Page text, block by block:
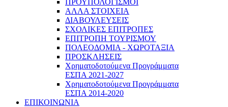
ΠΡΟΫΠΟΛΟΓΙΣΜΟΙ
ΑΛΛΑ ΣΤΟΙΧΕΙΑ
ΔΙΑΒΟΥΛΕΥΣΕΙΣ
ΣΧΟΛΙΚΕΣ ΕΠΙΤΡΟΠΕΣ
ΕΠΙΤΡΟΠΗ ΤΟΥΡΙΣΜΟΥ
ΠΟΛΕΟΔΟΜΙΑ - ΧΩΡΟΤΑΞΙΑ
ΠΡΟΣΚΛΗΣΕΙΣ
Χρηματοδοτούμενα Προγράμματα
ΕΣΠΑ 2021-2027
Χρηματοδοτούμενα Προγράμματα
ΕΣΠΑ 2014-2020
ΕΠΙΚΟΙΝΩΝΙΑ